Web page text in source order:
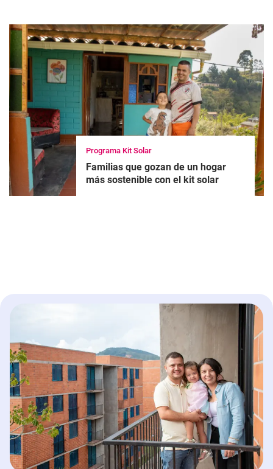
Programa Kit Solar
Familias que gozan de un hogar
más sostenible con el kit solar